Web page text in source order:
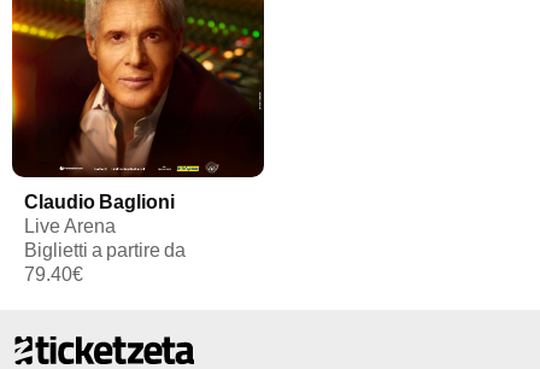
Claudio Baglioni
Live Arena
Biglietti a partire da
79.40€